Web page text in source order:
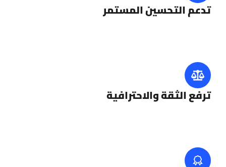
تدعم التحسين المستمر
ترفع الثقة والاحترافية